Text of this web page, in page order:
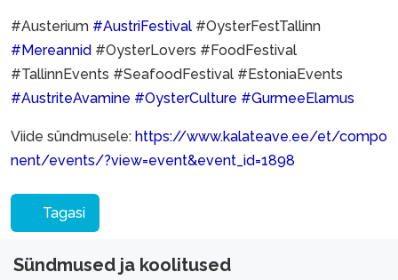
#Austerium #AustriFestival #OysterFestTallinn
#Mereannid #OysterLovers #FoodFestival
#TallinnEvents #SeafoodFestival #EstoniaEvents
#AustriteAvamine #OysterCulture #GurmeeElamus
Viide sündmusele: https://www.kalateave.ee/et/compo
nent/events/?view=event&event_id=1898
Tagasi
Sündmused ja koolitused